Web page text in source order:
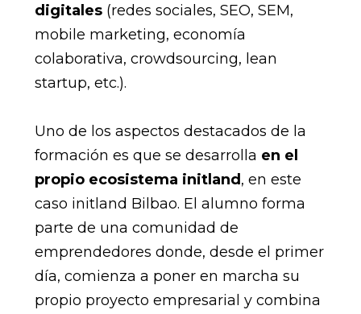
digitales(redes sociales, SEO, SEM,
mobile marketing, economía
colaborativa, crowdsourcing, lean
startup, etc.).
Uno de los aspectos destacados de la
formación es que se desarrolla en el
propio ecosistema initland, en este
caso initland Bilbao. El alumno forma
parte de una comunidad de
emprendedores donde, desde el primer
día, comienza a poner en marcha su
propio proyecto empresarial y combina